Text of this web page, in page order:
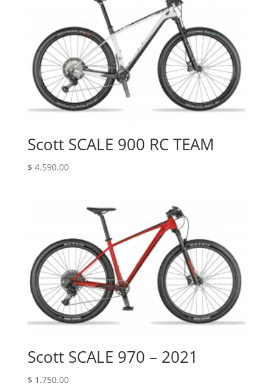
Scott SCALE 900 RC TEAM
$ 4.590.00
Scott SCALE 970 – 2021
$ 1.750.00